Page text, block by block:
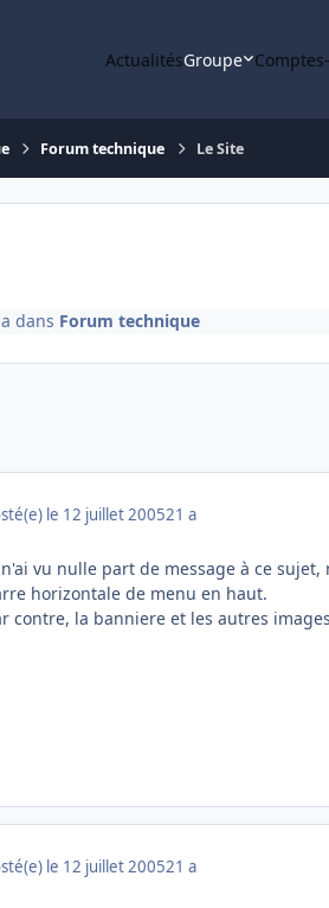
ActualitésGroupe
Forum technique Le Site
dans Forum technique
le 12 juillet 200521 a
vu nulle part de message à ce
horizontale de menu en haut.
contre, la banniere et les autres
le 12 juillet 200521 a